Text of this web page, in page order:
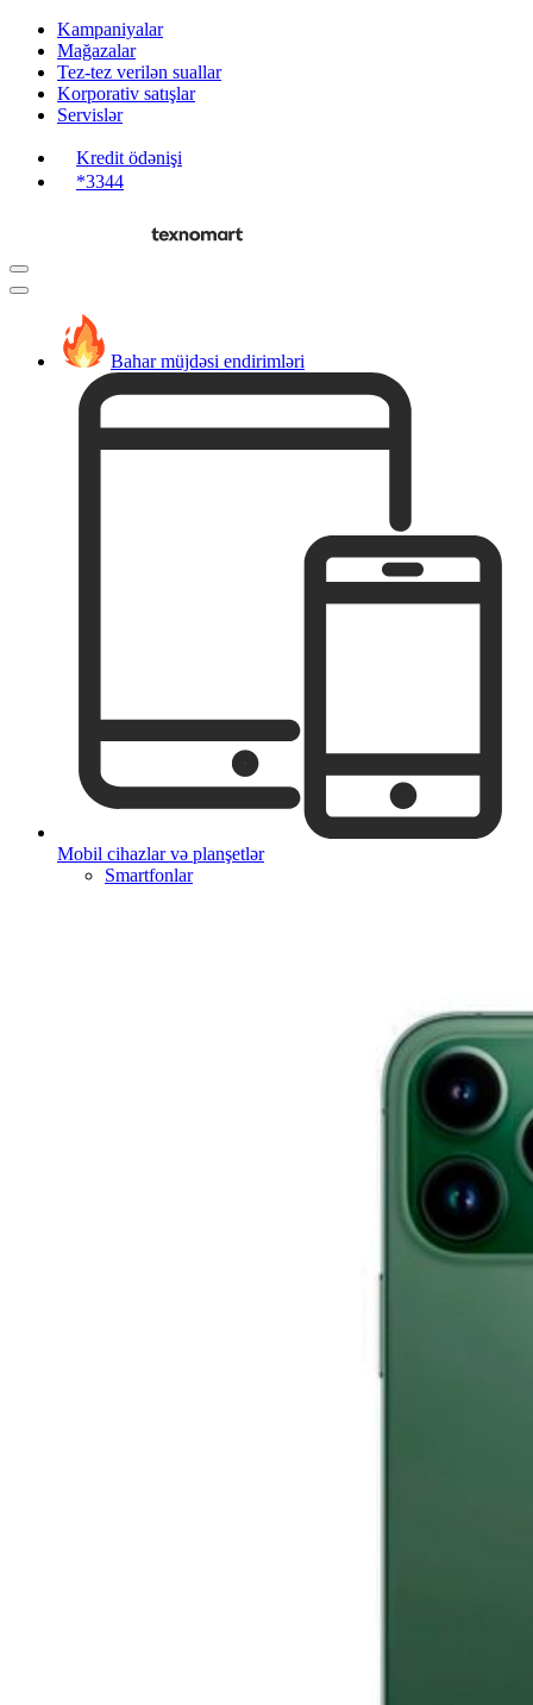
Kampaniyalar
Mağazalar
Tez-tez verilən suallar
Korporativ satışlar
Servislər
Kredit ödənişi
*3344
Bahar müjdəsi endirimləri
Mobil cihazlar və planşetlər
Smartfonlar